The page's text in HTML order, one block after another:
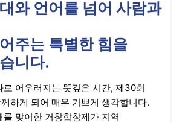
와 언어를 넘어 사람과
주는 특별한 힘을
니다.
로 어우러지는 뜻깊은 시간, 제30회
하게 되어 매우 기쁘게 생각합니다.
를 맞이한 거창합창제가 지역